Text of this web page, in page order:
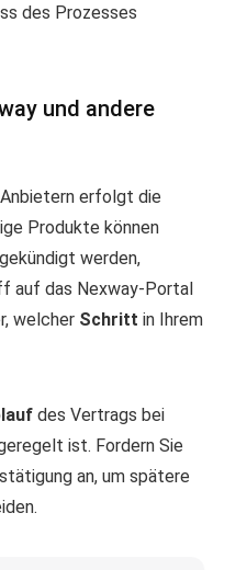
des Prozesses
und andere
erfolgt die
Produkte können
werden,
auf das Nexway-Portal
welcher Schritt in Ihrem
des Vertrags bei
ist. Fordern Sie
an, um spätere